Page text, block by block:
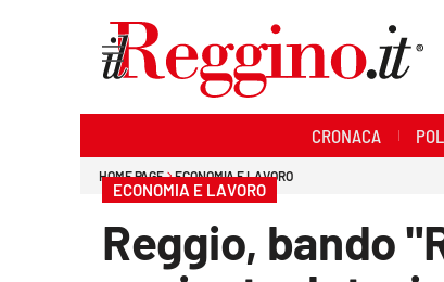
CRONACA
HOME PAGE ECONOMIA E LAVORO
ECONOMIA E LAVORO
Reggio, bando